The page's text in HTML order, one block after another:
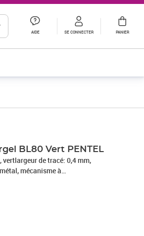
AIDE SE CONNECTER PANIER
BL80 Vert PENTEL
de tracé: 0,4 mm,
mécanisme à
avec mine LR10(BL80-DX)